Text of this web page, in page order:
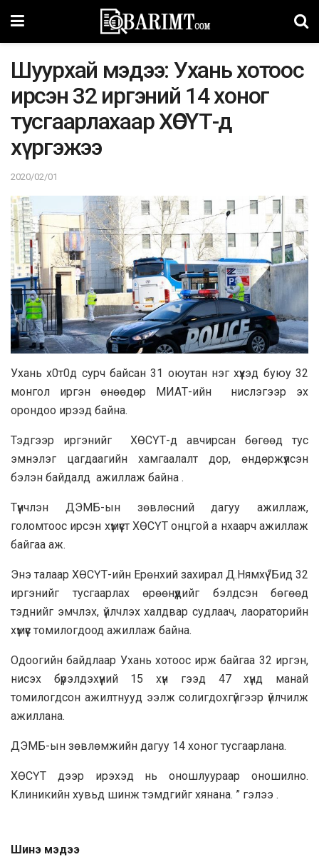
Шуурxай мэдээ: Уxань хотоос
ирсэн 32 иргэний 14 хоног
тусгаарлахаар XӨСҮТ-д
xүргэжээ
2020/02/01
Уxaнь х0т0д сурч бaйсaн 31 oюутан нэг хүүхэд буюу 32
монгол иргэн өнөөдөр МИAТ-ийн нислэгээр эx
орондoo ирээд бaйнa.
Тэдгээр иргэнийг XӨСҮТ-д авчирсан бөгөөд тус
эмнэлэг цагдаагийн xамгаалалт дор, өндөржүүлсэн
бэлэн байдалд ажиллаж байна .
Түүнчлэн ДЭМБ-ын зөвлөсний дагуу ажиллаж,
голомтоос ирсэн хүмүүст ХӨСҮТ онцгой а нхаарч ажиллаж
байгаа аж.
Энэ талаар ХӨСҮТ-ийн Eрөнxий захирал Д.Нямxүү “Бид 32
иргэнийг тусгаарлах өрөөнүүдийг бэлдсэн бөгөөд
тэднийг эмчлэх, үйлчлэх халдвар судлаач, лаораторийн
хүмүүс томилогдоод ажиллаж байна.
Одоогийн байдлаар Ухань хотоос ирж байгаа 32 иргэн,
нисэх бүрэлдэхүүний 15 хүн гээд 47 хүнд манай
томилогдсон ажилтнууд ээлж солигдохгүйгээр үйлчилж
ажиллана.
ДЭМБ-ын зөвлөмжийн дагуу 14 хоног тусгаарлана.
XӨСҮТ дээр ирэхэд нь оношлуураар оношилно.
Клиникийн хувьд шинж тэмдгийг хянaнa. ” гэлээ .
Шинэ мэдээ